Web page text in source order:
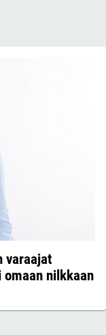
varaajat
nilkkaan